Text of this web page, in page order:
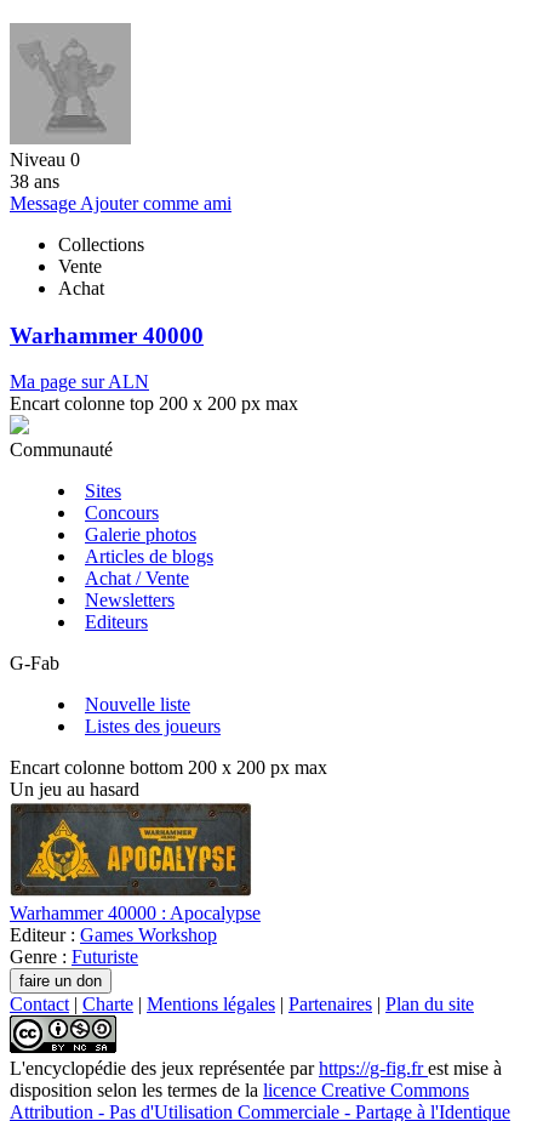
Niveau 0
38 ans
Message Ajouter comme ami
Collections
Vente
Achat
Warhammer 40000
Ma page sur ALN
Encart colonne top 200 x 200 px max
Communauté
Sites
Concours
Galerie photos
Articles de blogs
Achat / Vente
Newsletters
Editeurs
G-Fab
Nouvelle liste
Listes des joueurs
Encart colonne bottom 200 x 200 px max
Un jeu au hasard
Warhammer 40000 : Apocalypse
Editeur : Games Workshop
Genre : Futuriste
Contact | Charte | Mentions légales | Partenaires | Plan du site
L'encyclopédie des jeux représentée parhttps://g-fig.frest mise à
disposition selon les termes de la licence Creative Commons
Attribution - Pas d'Utilisation Commerciale - Partage à l'Identique